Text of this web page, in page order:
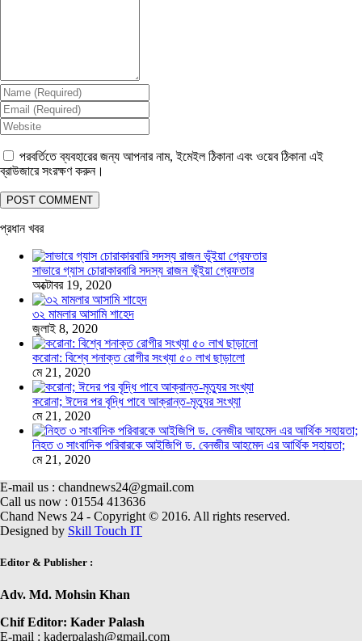
পরবর্তিতে ব্যবহারের জন্য আপনার নাম, ইমেইল ঠিকানা এবং ওয়েব ঠিকানা এই
ব্রাউজারে সংরক্ষণ করুন।
প্রধান খবর
সাভারে গ্যাস চোরাকারবারি সদস্য রাজন ভূঁইয়া গ্রেফতার
অক্টোবর 19, 2020
৩২ মামলার আসামি শাহেদ
জুলাই 8, 2020
করোনা: বিশ্বে শনাক্ত রোগীর সংখ্যা ৫০ লাখ ছাড়ালো
মে 21, 2020
করোনা; ঈদের পর বৃদ্ধি পাবে আক্রান্ত-মৃত্যুর সংখ্যা
মে 21, 2020
নিহত ৩ সাংবাদিক পরিবারকে আইজিপি ড. বেনজীর আহমেদ এর আর্থিক সহায়তা;
মে 21, 2020
E-mail us : chandnews24@gmail.com
Call us now : 01554 413636
Chand News 24 - Copyright © 2016. All rights reserved.
Designed by Skill Touch IT
Editor & Publisher :
Adv. Md. Mohsin Khan
Chif Editor: Kader Palash
E-mail : kaderpalash@gmail.com